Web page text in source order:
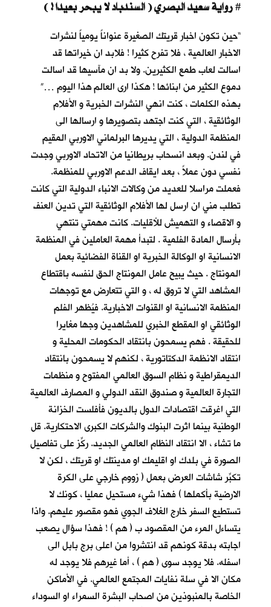
#
“حين تكون اخبار قريتك الصغيرة عنواناً يومياً لنشرات
الاخبار العالمية ، فلا تفرح كثيرا ! فلابد ان خيراتها قد
اسالت لعاب طمع الكثيرين. ولا بد ان مآسيها قد اسالت
دموع الكثير من ابنائها ! هكذا ارى العالم هذا اليوم …”
بهذه الكلمات ، كنت انهي النشرات الخبرية و الأفلام
الوثائقية ، التي كنت اجتهد بتصويرها و ارسالها الى
المنظمة الدولية ، التي يديرها البرلماني الاوربي المقيم
في لندن. وبعد انسحاب بريطانيا من الاتحاد الاوربي وجدت
نفسي دون عملاً ، بعد ايقاف الدعم الاوربي للمنظمة.
فعملت مراسلا للعديد من وكالات الانباء الدولية التي كانت
تطلب مني ان ارسل لها الأفلام الوثائقية التي تدين العنف
و الاقصاء و التهميش للأقليات. كانت مهمتي تنتهي
بأرسال المادة الفلمية . لتبدأ مهمة العاملين في المنظمة
الانسانية او الوكالة الخبرية او القناة الفضائية بعمل
المونتاج . حيث يبيح عامل المونتاج الحق لنفسه باقتطاع
المشاهد التي لا تروق له ، و التي تتعارض مع توجهات
المنظمة الانسانية او القنوات الاخبارية. فيُظهر الفلم
الوثائقي او المقطع الخبري للمشاهدين وجها مغايرا
للحقيقة . فهم يسمحون بانتقاد الحكومات المحلية و
انتقاد الانظمة الدكتاتورية ، لكنهم لا يسمحون بانتقاد
الديمقراطية و نظام السوق العالمي المفتوح و منظمات
التجارة العالمية و صندوق النقد الدولي و المصارف العالمية
التي اغرقت اقتصادات الدول بالديون فأفلست الخزانة
الوطنية بينما اثرت البنوك والشركات الكبرى الاحتكارية. قل
ما تشاء ، الا انتقاد النظام العالمي الجديد. ركِّز على تفاصيل
الصورة في بلدك او اقليمك او مدينتك او قريتك ، لكن لا
تكبِّر شاشات العرض بعمل ( زووم خارجي على الكرة
الارضية بأكملها ) فهذا شيء مستحيل عمليا ، كونك لا
تستطيع السفر خارج الغلاف الجوي فهو مقصور عليهم. واذا
يتساءل المرء من المقصود ب ( هم ) ! فهذا سؤال يصعب
اجابته بدقة كونهم قد انتشروا من اعلى برج بابل الى
اسفله. فلا يوجد سوى ( هم ) ، أما غيرهم فلا يوجد له
مكان الا في سلة نفايات المجتمع العالمي. في الأماكن
الخاصة بالمنبوذين من اصحاب البشرة السمراء او السوداء